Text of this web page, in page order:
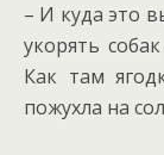
– И куда это
укорять
Как там
пожухла на